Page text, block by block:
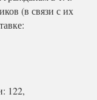
(в связи с их
122,